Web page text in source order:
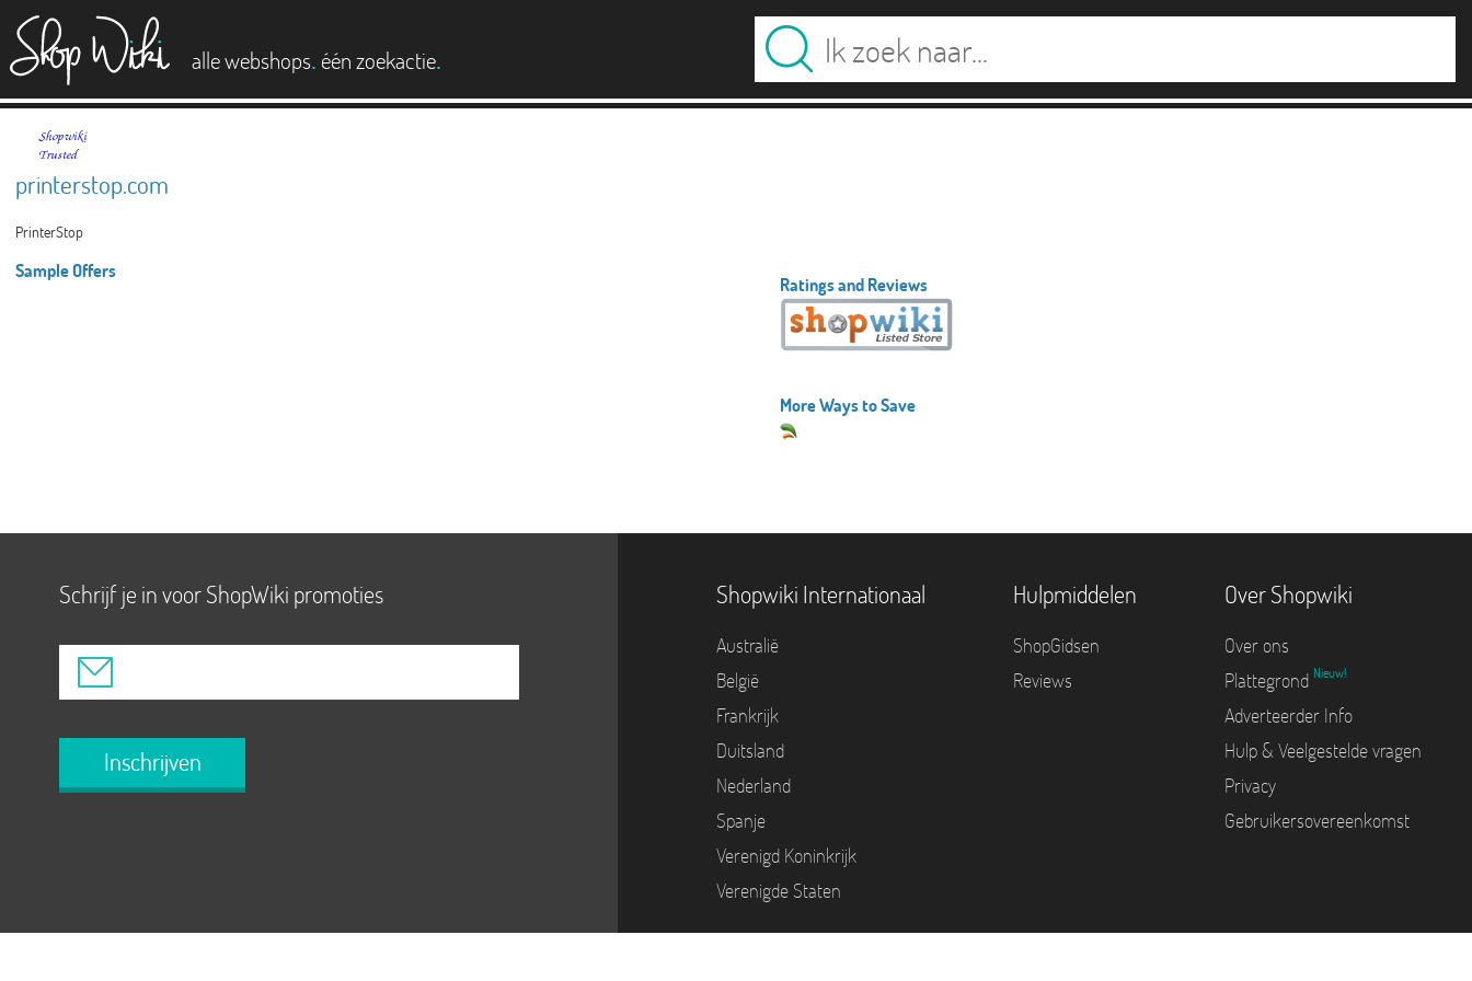
alle webshops. één zoekactie.
printerstop.com
PrinterStop
Sample Offers
Ratings and Reviews
More Ways to Save
Schrijf je in voor ShopWiki promoties
Inschrijven
Shopwiki Internationaal
Australië
België
Frankrijk
Duitsland
Nederland
Spanje
Verenigd Koninkrijk
Verenigde Staten
Hulpmiddelen
ShopGidsen
Reviews
Over Shopwiki
Over ons
Plattegrond Nieuw!
Adverteerder Info
Hulp & Veelgestelde vragen
Privacy
Gebruikersovereenkomst